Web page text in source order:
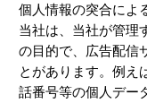
個人情報の突合によ
当社は、当社が管理
の目的で、広告配信
とがあります。例え
話番号等の個人デー